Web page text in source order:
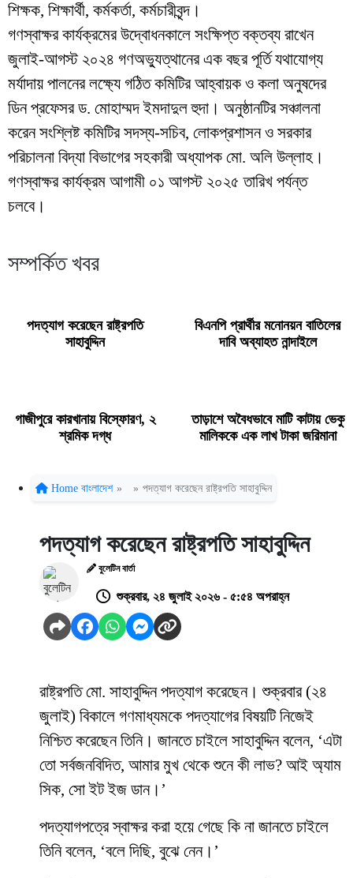
শিক্ষক, শিক্ষার্থী, কর্মকর্তা, কর্মচারীবৃন্দ।
গণস্বাক্ষর কার্যক্রমের উদ্বোধনকালে সংক্ষিপ্ত বক্তব্য রাখেন
জুলাই-আগস্ট ২০২৪ গণঅভ্যুত্থানের এক বছর পূর্তি যথাযোগ্য
মর্যাদায় পালনের লক্ষ্যে গঠিত কমিটির আহ্বায়ক ও কলা অনুষদের
ডিন প্রফেসর ড. মোহাম্মদ ইমদাদুল হুদা। অনুষ্ঠানটির সঞ্চালনা
করেন সংশ্লিষ্ট কমিটির সদস্য-সচিব, লোকপ্রশাসন ও সরকার
পরিচালনা বিদ্যা বিভাগের সহকারী অধ্যাপক মো. অলি উল্লাহ।
গণস্বাক্ষর কার্যক্রম আগামী ০১ আগস্ট ২০২৫ তারিখ পর্যন্ত
চলবে।
সম্পর্কিত খবর
পদত্যাগ করেছেন রাষ্ট্রপতি
সাহাবুদ্দিন
বিএনপি প্রার্থীর মনোনয়ন বাতিলের
দাবি অব্যাহত নান্দাইলে
গাজীপুরে কারখানায় বিস্ফোরণ, ২
শ্রমিক দগ্ধ
তাড়াশে অবৈধভাবে মাটি কাটায় ভেকু
মালিককে এক লাখ টাকা জরিমানা
Home বাংলাদেশ » » পদত্যাগ করেছেন রাষ্ট্রপতি সাহাবুদ্দিন
পদত্যাগ করেছেন রাষ্ট্রপতি সাহাবুদ্দিন
বুলেটিন বার্তা
শুক্রবার, ২৪ জুলাই ২০২৬ - ৫:৫৪ অপরাহ্ন
রাষ্ট্রপতি মো. সাহাবুদ্দিন পদত্যাগ করেছেন। শুক্রবার (২৪
জুলাই) বিকালে গণমাধ্যমকে পদত্যাগের বিষয়টি নিজেই
নিশ্চিত করেছেন তিনি। জানতে চাইলে সাহাবুদ্দিন বলেন, ‘এটা
তো সর্বজনবিদিত, আমার মুখ থেকে শুনে কী লাভ? আই অ্যাম
সিক, সো ইট ইজ ডান।’
পদত্যাগপত্রে স্বাক্ষর করা হয়ে গেছে কি না জানতে চাইলে
তিনি বলেন, ‘বলে দিছি, বুঝে নেন।’